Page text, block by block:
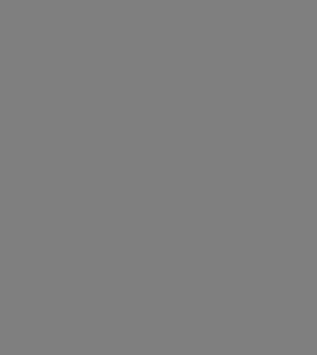
des
Au nez, arômes floraux et de
Finale souple et belle persistance
belle finale souple et aromatique.